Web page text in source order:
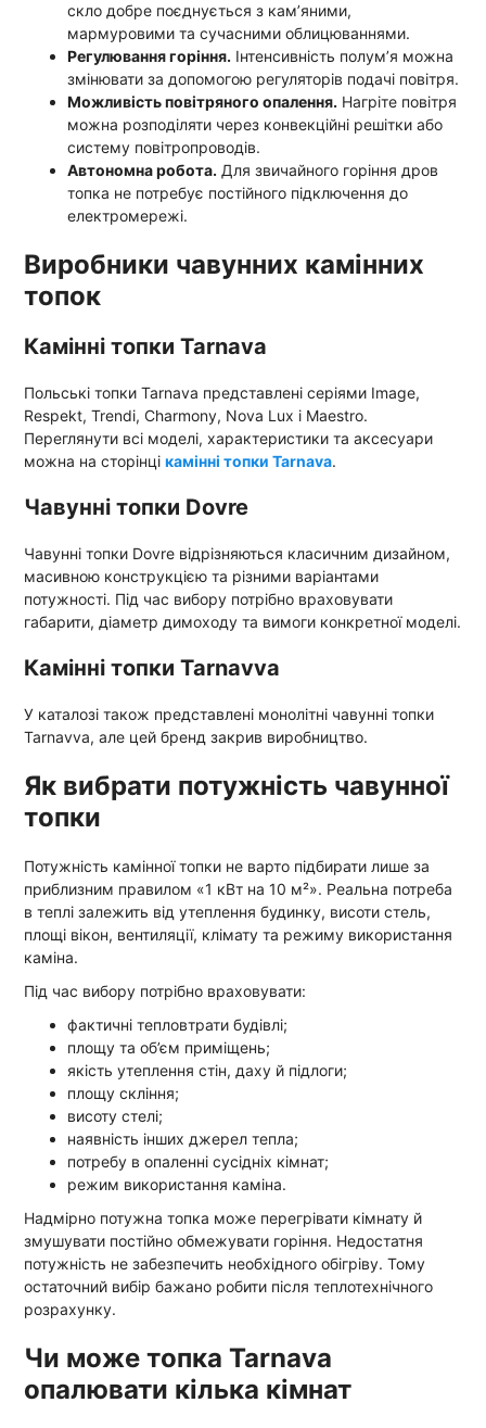
скло добре поєднується з кам’яними,
мармуровими та сучасними облицюваннями.
Регулювання горіння. Інтенсивність полум’я можна
змінювати за допомогою регуляторів подачі повітря.
Можливість повітряного опалення. Нагріте повітря
можна розподіляти через конвекційні решітки або
систему повітропроводів.
Автономна робота. Для звичайного горіння дров
топка не потребує постійного підключення до
електромережі.
Виробники чавунних камінних
топок
Камінні топки Tarnava
Польські топки Tarnava представлені серіями Image,
Respekt, Trendi, Charmony, Nova Lux і Maestro.
Переглянути всі моделі, характеристики та аксесуари
можна на сторінці камінні топки Tarnava.
Чавунні топки Dovre
Чавунні топки Dovre відрізняються класичним дизайном,
масивною конструкцією та різними варіантами
потужності. Під час вибору потрібно враховувати
габарити, діаметр димоходу та вимоги конкретної моделі.
Камінні топки Tarnavva
У каталозі також представлені монолітні чавунні топки
Tarnavva, але цей бренд закрив виробництво.
Як вибрати потужність чавунної
топки
Потужність камінної топки не варто підбирати лише за
приблизним правилом «1 кВт на 10 м²». Реальна потреба
в теплі залежить від утеплення будинку, висоти стель,
площі вікон, вентиляції, клімату та режиму використання
каміна.
Під час вибору потрібно враховувати:
фактичні тепловтрати будівлі;
площу та об’єм приміщень;
якість утеплення стін, даху й підлоги;
площу скління;
висоту стелі;
наявність інших джерел тепла;
потребу в опаленні сусідніх кімнат;
режим використання каміна.
Надмірно потужна топка може перегрівати кімнату й
змушувати постійно обмежувати горіння. Недостатня
потужність не забезпечить необхідного обігріву. Тому
остаточний вибір бажано робити після теплотехнічного
розрахунку.
Чи може топка Tarnava
опалювати кілька кімнат